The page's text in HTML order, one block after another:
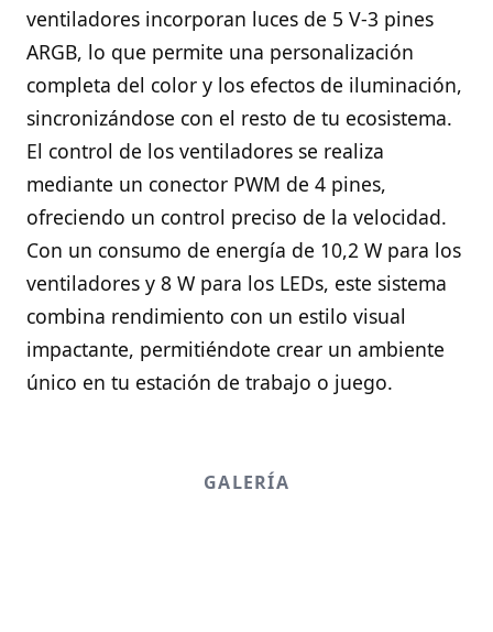
ventiladores incorporan luces de 5 V-3 pines
ARGB, lo que permite una personalización
completa del color y los efectos de iluminación,
sincronizándose con el resto de tu ecosistema.
El control de los ventiladores se realiza
mediante un conector PWM de 4 pines,
ofreciendo un control preciso de la velocidad.
Con un consumo de energía de 10,2 W para los
ventiladores y 8 W para los LEDs, este sistema
combina rendimiento con un estilo visual
impactante, permitiéndote crear un ambiente
único en tu estación de trabajo o juego.
GALERÍA